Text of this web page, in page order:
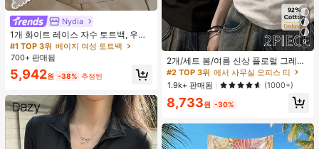
Nydia
1개 화이트 레이스 자수 토트백, 우아
한 리본 숄더백, 로맨틱 대용량 여성
데일리 쇼핑 여행 핸드백
#1 TOP 3위 베이지 여성 토트백
거의 매진!
#1 TOP 3위 베이지 여성 토트백
거의 매진!
#1 TOP 3위 베이지 여성 토트백
거의 매진!
#1 TOP 3위
베이지 여성 토트백
700+ 판매됨
5,942원 -38% 추정된
9
2개/세트 봄/여름 신상 플로럴 그레이
+ 블랙 반팔 티셔츠, 여성 슬림핏 솔리
드 컬러 언더셔츠 캐주얼
#2 TOP 3위 에서 사무실 오피스 티
높은 재방문 고객
#2 TOP 3위 에서 사무실 오피스 티
높은 재방문 고객
#2 TOP 3위 에서 사무실 오피스 티
높은 재방문 고객
#2 TOP 3위
높은 재방문 고객
1.9k+ 판매됨 (1000+)
8,733원 -30%